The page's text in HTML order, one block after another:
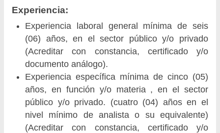
Experiencia:
Experiencia laboral general mínima de seis
(06) años, en el sector público y/o privado
(Acreditar con constancia, certificado y/o
documento análogo).
Experiencia específica mínima de cinco (05)
años, en función y/o materia , en el sector
público y/o privado. (cuatro (04) años en el
nivel mínimo de analista o su equivalente)
(Acreditar con constancia, certificado y/o